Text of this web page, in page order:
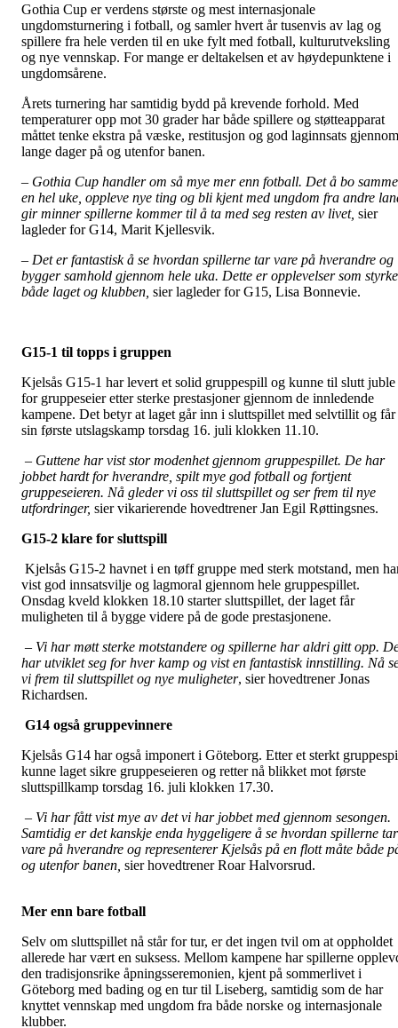
Gothia Cup er verdens største og mest internasjonale
ungdomsturnering i fotball, og samler hvert år tusenvis av lag og
spillere fra hele verden til en uke fylt med fotball, kulturutveksling
og nye vennskap. For mange er deltakelsen et av høydepunktene i
ungdomsårene.
Årets turnering har samtidig bydd på krevende forhold. Med
temperaturer opp mot 30 grader har både spillere og støtteapparat
måttet tenke ekstra på væske, restitusjon og god laginnsats gjennom
lange dager på og utenfor banen.
– Gothia Cup handler om så mye mer enn fotball. Det å bo
en hel uke, oppleve nye ting og bli kjent med ungdom fra andre
gir minner spillerne kommer til å ta med seg resten av livet, sier
lagleder for G14, Marit Kjellesvik.
– Det er fantastisk å se hvordan spillerne tar vare på hverandre og
bygger samhold gjennom hele uka. Dette er opplevelser som
både laget og klubben, sier lagleder for G15, Lisa Bonnevie.
G15-1 til topps i gruppen
Kjelsås G15-1 har levert et solid gruppespill og kunne til slutt juble
for gruppeseier etter sterke prestasjoner gjennom de innledende
kampene. Det betyr at laget går inn i sluttspillet med selvtillit og får
sin første utslagskamp torsdag 16. juli klokken 11.10.
– Guttene har vist stor modenhet gjennom gruppespillet. De har
jobbet hardt for hverandre, spilt mye god fotball og fortjent
gruppeseieren. Nå gleder vi oss til sluttspillet og ser frem til nye
utfordringer, sier vikarierende hovedtrener Jan Egil Røttingsnes.
G15-2 klare for sluttspill
Kjelsås G15-2 havnet i en tøff gruppe med sterk motstand, men
vist god innsatsvilje og lagmoral gjennom hele gruppespillet.
Onsdag kveld klokken 18.10 starter sluttspillet, der laget får
muligheten til å bygge videre på de gode prestasjonene.
– Vi har møtt sterke motstandere og spillerne har aldri gitt opp.
har utviklet seg for hver kamp og vist en fantastisk innstilling. Nå
vi frem til sluttspillet og nye muligheter, sier hovedtrener Jonas
Richardsen.
G14 også gruppevinnere
Kjelsås G14 har også imponert i Göteborg. Etter et sterkt
kunne laget sikre gruppeseieren og retter nå blikket mot første
sluttspillkamp torsdag 16. juli klokken 17.30.
– Vi har fått vist mye av det vi har jobbet med gjennom sesongen.
Samtidig er det kanskje enda hyggeligere å se hvordan spillerne tar
vare på hverandre og representerer Kjelsås på en flott måte både
og utenfor banen, sier hovedtrener Roar Halvorsrud.
Mer enn bare fotball
Selv om sluttspillet nå står for tur, er det ingen tvil om at oppholdet
allerede har vært en suksess. Mellom kampene har spillerne
den tradisjonsrike åpningsseremonien, kjent på sommerlivet i
Göteborg med bading og en tur til Liseberg, samtidig som de har
knyttet vennskap med ungdom fra både norske og internasjonale
klubber.